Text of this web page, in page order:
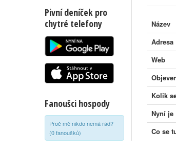
Pivní deníček pro
chytré telefony
Fanoušci hospody
Proč mě nikdo nemá rád?
(0 fanoušků)
Název
Adresa
Web
Kolik
Nyní je
Co se